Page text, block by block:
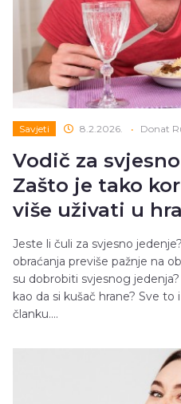
Savjeti 8.2.2026. • Donat
Vodič za
Zašto je tako
više uživati u
Jeste li čuli za svjesno
obraćanja previše pažnje na
su dobrobiti svjesnog
kao da si kušač hrane? Sve
članku....